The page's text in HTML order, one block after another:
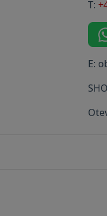
T:
E: